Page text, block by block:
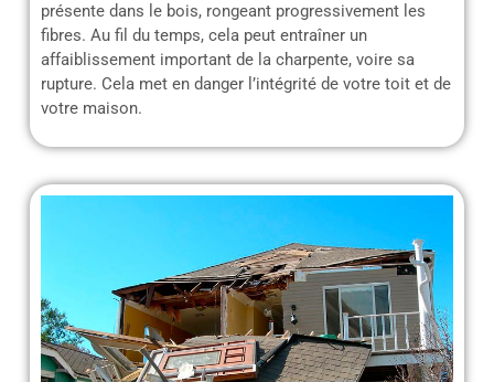
présente dans le bois, rongeant progressivement les
fibres. Au fil du temps, cela peut entraîner un
affaiblissement important de la charpente, voire sa
rupture. Cela met en danger l’intégrité de votre toit et de
votre maison.